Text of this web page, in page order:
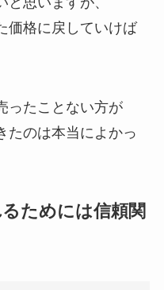
価格に戻していけば
ったことない方が
たのは本当によかっ
ためには信頼関